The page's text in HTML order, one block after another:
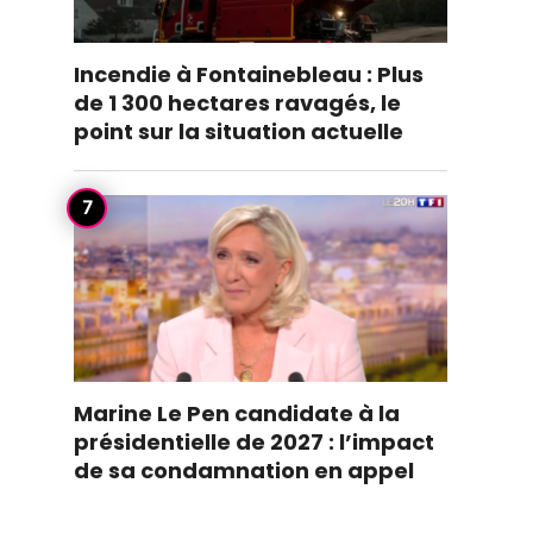
Incendie à Fontainebleau : Plus
de 1 300 hectares ravagés, le
point sur la situation actuelle
Marine Le Pen candidate à la
présidentielle de 2027 : l’impact
de sa condamnation en appel